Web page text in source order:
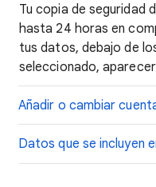
Tu copia de seguridad
hasta 24 horas en
tus datos, debajo de
seleccionado,
Añadir o cambiar
Datos que se incluyen